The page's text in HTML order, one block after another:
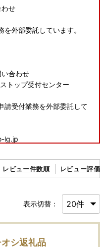
せ
外部委託しています。
合わせ
トップ受付センター
請受付業務を外部委託して
lg.jp
レビュー件数順 レビュー評価順
表示切替：
シ返礼品